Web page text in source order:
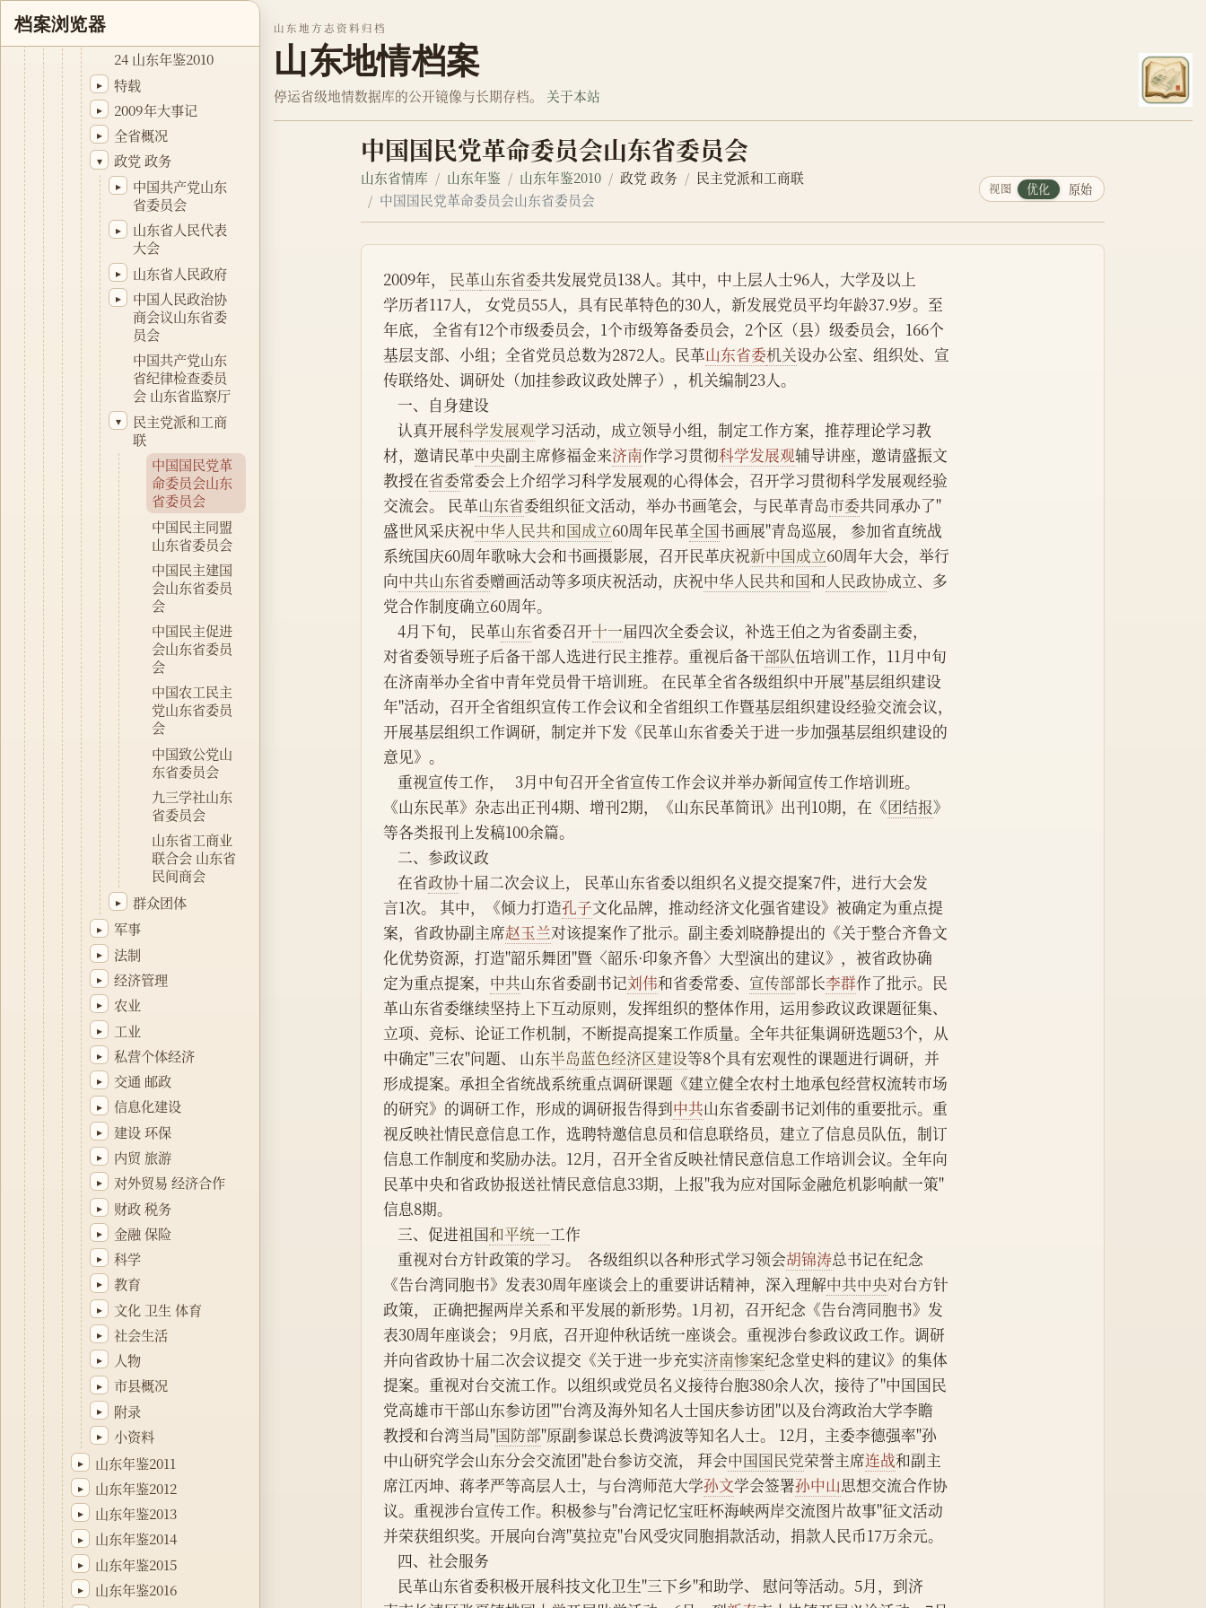
山东地方志资料归档
山东地情档案
停运省级地情数据库的公开镜像与长期存档。 关于本站
中国国民党革命委员会山东省委员会
山东省情库 山东年鉴 山东年鉴2010 政党 政务
民主党派和工商联
中国国民党革命委员会山东省委员会
视图 优化 原始
档案浏览器
▾
山东年鉴2010
24 山东年鉴2010
▸ 特载
▸ 2009年大事记
▸ 全省概况
▾ 政党 政务
▸
中国共产党山东
省委员会
▸
山东省人民代表
大会
▸ 山东省人民政府
▸
中国人民政治协
商会议山东省委
员会
中国共产党山东
省纪律检查委员
会 山东省监察厅
▾
民主党派和工商
联
中国国民党革
命委员会山东
省委员会
中国民主同盟
山东省委员会
中国民主建国
会山东省委员
会
中国民主促进
会山东省委员
会
中国农工民主
党山东省委员
会
中国致公党山
东省委员会
九三学社山东
省委员会
山东省工商业
联合会 山东省
民间商会
▸ 群众团体
▸ 军事
▸ 法制
▸ 经济管理
▸ 农业
▸ 工业
▸ 私营个体经济
▸ 交通 邮政
▸ 信息化建设
▸ 建设 环保
▸ 内贸 旅游
▸ 对外贸易 经济合作
▸ 财政 税务
▸ 金融 保险
▸ 科学
▸ 教育
▸ 文化 卫生 体育
▸ 社会生活
▸ 人物
▸ 市县概况
▸ 附录
▸ 小资料
▸ 山东年鉴2011
▸ 山东年鉴2012
▸ 山东年鉴2013
▸ 山东年鉴2014
▸ 山东年鉴2015
▸ 山东年鉴2016
2009年， 民革山东省委共发展党员138人。其中，中上层人士96人，大学及以上
学历者117人， 女党员55人，具有民革特色的30人，新发展党员平均年龄37.9岁。至
年底， 全省有12个市级委员会，1个市级筹备委员会，2个区（县）级委员会，166个
基层支部、小组；全省党员总数为2872人。民革山东省委机关设办公室、组织处、宣
传联络处、调研处（加挂参政议政处牌子），机关编制23人。
    一、自身建设
    认真开展
科学发展观学习活动，成立领导小组，制定工作方案，推荐理论学习教
材，邀请民革中央副主席修福金来济南作学习贯彻科学发展观辅导讲座，邀请盛振文
教授在省委常委会上介绍学习科学发展观的心得体会，召开学习贯彻科学发展观经验
交流会。 民革山东省委组织征文活动，举办书画笔会，与民革青岛市委共同承办了"
盛世风采庆祝中华人民共和国成立60周年民革全国书画展"青岛巡展， 参加省直统战
系统国庆60周年歌咏大会和书画摄影展，召开民革庆祝新中国成立60周年大会，举行
向中共山东省委赠画活动等多项庆祝活动，庆祝中华人民共和国和人民政协成立、多
党合作制度确立60周年。
    4月下旬， 民革
山东省委召开十一届四次全委会议，补选王伯之为省委副主委，
对省委领导班子后备干部人选进行民主推荐。重视后备干部队伍培训工作，11月中旬
在济南举办全省中青年党员骨干培训班。 在民革全省各级组织中开展"基层组织建设
年"活动，召开全省组织宣传工作会议和全省组织工作暨基层组织建设经验交流会议，
开展基层组织工作调研，制定并下发《民革山东省委关于进一步加强基层组织建设的
意见》。
    重视宣传工作，   3月中旬召开全省宣传工作会议并举办新闻宣传工作培训班。
《山东民革》杂志出正刊4期、增刊2期，《山东民革简讯》出刊10期，在《团结报》
等各类报刊上发稿100余篇。
    二、参政议政
    在省
政协十届二次会议上， 民革山东省委以组织名义提交提案7件，进行大会发
言1次。 其中，《倾力打造孔子文化品牌，推动经济文化强省建设》被确定为重点提
案，省政协副主席赵玉兰对该提案作了批示。副主委刘晓静提出的《关于整合齐鲁文
化优势资源，打造"韶乐舞团"暨〈韶乐·印象齐鲁〉大型演出的建议》，被省政协确
定为重点提案， 中共山东省委副书记刘伟和省委常委、 宣传部部长李群作了批示。民
革山东省委继续坚持上下互动原则，发挥组织的整体作用，运用参政议政课题征集、
立项、竞标、论证工作机制，不断提高提案工作质量。全年共征集调研选题53个，从
中确定"三农"问题、 山东半岛蓝色经济区建设等8个具有宏观性的课题进行调研，并
形成提案。承担全省统战系统重点调研课题《建立健全农村土地承包经营权流转市场
的研究》的调研工作，形成的调研报告得到中共山东省委副书记刘伟的重要批示。重
视反映社情民意信息工作，选聘特邀信息员和信息联络员，建立了信息员队伍，制订
信息工作制度和奖励办法。12月，召开全省反映社情民意信息工作培训会议。全年向
民革中央和省政协报送社情民意信息33期，上报"我为应对国际金融危机影响献一策"
信息8期。
    三、促进祖国
和平统一工作
    重视对台方针政策的学习。  各级组织以各种形式学习领会
胡锦涛总书记在纪念
《告台湾同胞书》发表30周年座谈会上的重要讲话精神，深入理解中共中央对台方针
政策， 正确把握两岸关系和平发展的新形势。1月初，召开纪念《告台湾同胞书》发
表30周年座谈会； 9月底，召开迎仲秋话统一座谈会。重视涉台参政议政工作。调研
并向省政协十届二次会议提交《关于进一步充实济南惨案纪念堂史料的建议》的集体
提案。重视对台交流工作。以组织或党员名义接待台胞380余人次，接待了"中国国民
党高雄市干部山东参访团""台湾及海外知名人士国庆参访团"以及台湾政治大学李瞻
教授和台湾当局"国防部"原副参谋总长费鸿波等知名人士。 12月，主委李德强率"孙
中山研究学会山东分会交流团"赴台参访交流， 拜会中国国民党荣誉主席连战和副主
席江丙坤、蒋孝严等高层人士，与台湾师范大学孙文学会签署孙中山思想交流合作协
议。重视涉台宣传工作。积极参与"台湾记忆宝旺杯海峡两岸交流图片故事"征文活动
并荣获组织奖。开展向台湾"莫拉克"台风受灾同胞捐款活动，捐款人民币17万余元。
    四、社会服务
    民革山东省委积极开展科技文化卫生"三下乡"和助学、 慰问等活动。5月，到济